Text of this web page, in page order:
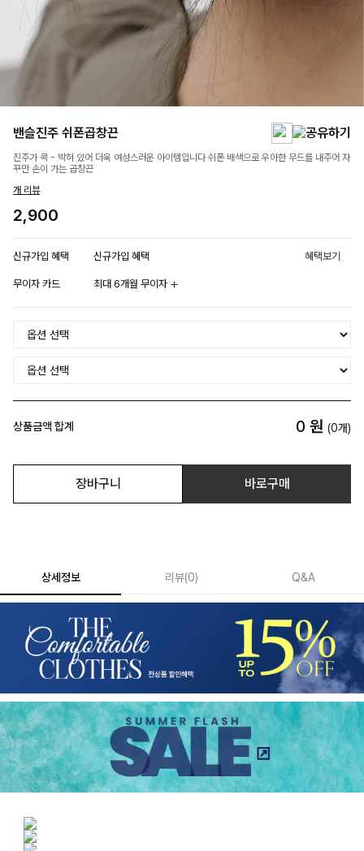
밴슬진주 쉬폰곱창끈
진주가 콕 - 박혀 있어 더욱 여성스러운 아이템입니다 쉬폰 배색으로 우아한 무드를 내주어 자
꾸만 손이 가는 곱창끈
개 리뷰
2,900
신규가입 혜택 신규가입 혜택 혜택보기
무이자 카드 최대 6개월 무이자
상품금액 합계 0 원 (0개)
장바구니 바로구매
상세정보 리뷰(0) Q&A